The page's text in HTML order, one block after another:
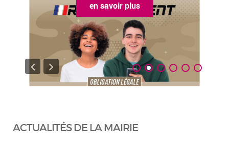
en savoir plus
ACTUALITÉS DE LA MAIRIE